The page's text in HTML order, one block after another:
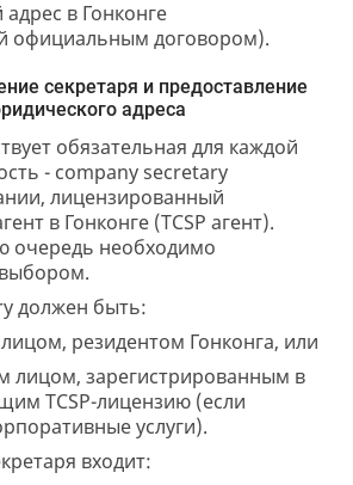
в Гонконге
официальным договором).
секретаря и предоставление
адреса
обязательная для каждой
- company secretary
лицензированный
в Гонконге (TCSP агент).
очередь необходимо
должен быть:
резидентом Гонконга, или
зарегистрированным в
TCSP-лицензию (если
услуги).
входит: